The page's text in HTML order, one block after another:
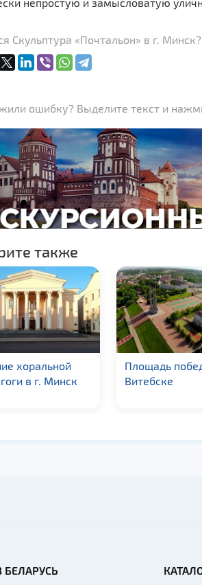
непростую и замысловатую
Скульптура «Почтальон» в г.
ошибку? Выделите текст и
также
хоральной
в г. Минск
Площадь
Витебске
БЕЛАРУСЬ